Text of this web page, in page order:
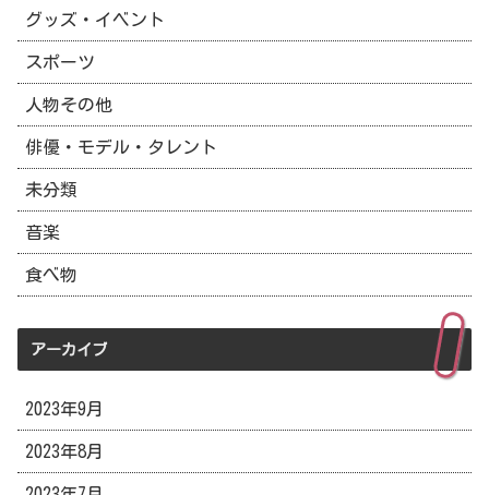
グッズ・イベント
スポーツ
人物その他
俳優・モデル・タレント
未分類
音楽
食べ物
アーカイブ
2023年9月
2023年8月